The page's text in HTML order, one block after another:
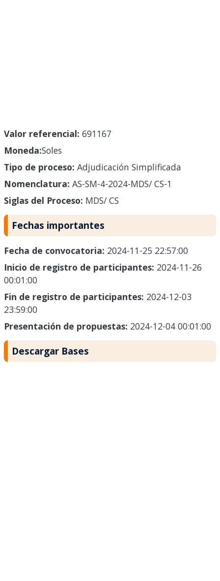
Valor referencial: 691167
Moneda:Soles
Tipo de proceso: Adjudicación Simplificada
Nomenclatura: AS-SM-4-2024-MDS/ CS-1
Siglas del Proceso: MDS/ CS
Fechas importantes
Fecha de convocatoria: 2024-11-25 22:57:00
Inicio de registro de participantes: 2024-11-26
00:01:00
Fin de registro de participantes: 2024-12-03
23:59:00
Presentación de propuestas: 2024-12-04 00:01:00
Descargar Bases